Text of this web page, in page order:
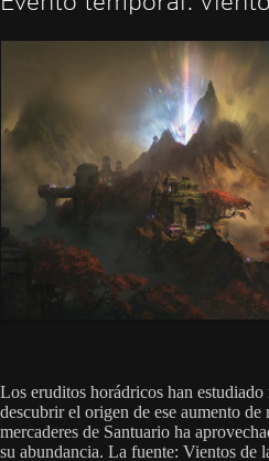
Los eruditos horádricos han estudiado
descubrir el origen de ese aumento
mercaderes de Santuario ha
su abundancia. La fuente: Vientos de